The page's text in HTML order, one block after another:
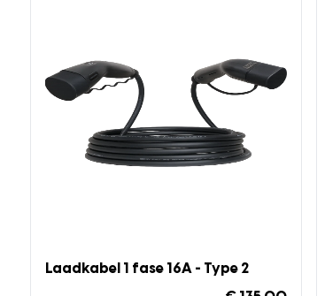
Laadkabel 1 fase 16A - Type 2